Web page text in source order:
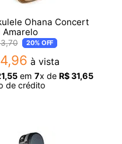
Ohana Concert
Amarelo
,70 20% OFF
,96 à vista
,55em 7x de R$ 31,65
de crédito